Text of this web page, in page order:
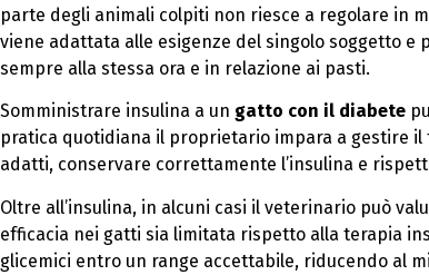
parte degli animali colpiti non riesce a regolare in
viene adattata alle esigenze del singolo soggetto
sempre alla stessa ora e in relazione ai pasti.
Somministrare insulina a un gatto con il diabete
pratica quotidiana il proprietario impara a gestire
adatti, conservare correttamente l’insulina e
Oltre all’insulina, in alcuni casi il veterinario può
efficacia nei gatti sia limitata rispetto alla terapia
glicemici entro un range accettabile, riducendo al